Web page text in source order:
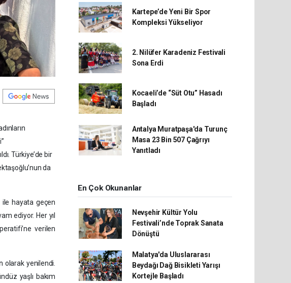
Türkiye’de bir
da
ile hayata geçen
ediyor. Her yıl
verilen
olarak yenilendi.
yaşlı bakım
Kartepe’de Yeni Bir Spor
Kompleksi Yükseliyor
2. Nilüfer Karadeniz Festivali
Sona Erdi
Kocaeli’de “Süt Otu” Hasadı
Başladı
Antalya Muratpaşa'da Turunç
Masa 23 Bin 507 Çağrıyı
Yanıtladı
En Çok Okunanlar
Nevşehir Kültür Yolu
Festivali’nde Toprak Sanata
Dönüştü
Malatya'da Uluslararası
Beydağı Dağ Bisikleti Yarışı
Kortejle Başladı